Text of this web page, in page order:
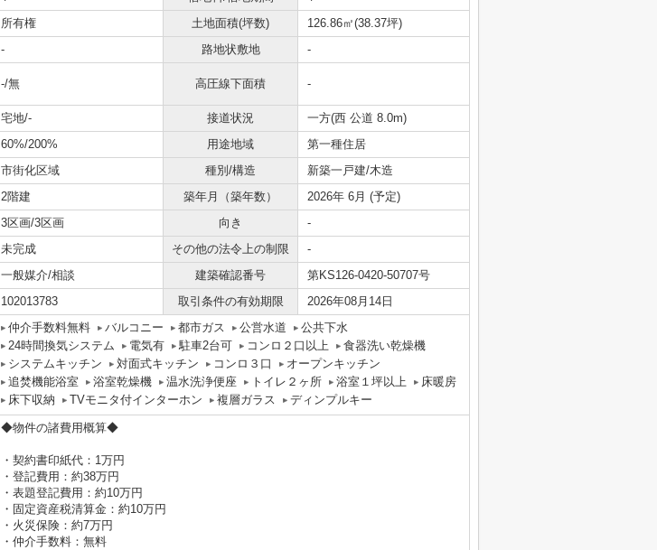
所有権 土地面積(坪数)
126.86㎡(38.37坪)
- 路地状敷地
-
-/無 高圧線下面積 -
宅地/- 接道状況
一方(西 公道 8.0m)
60%/200% 用途地域
第一種住居
市街化区域 種別/構造
新築一戸建/木造
2階建 築年月（築年数）
2026年 6月 (予定)
3区画/3区画 向き
-
未完成 その他の法令上の制限
-
一般媒介/相談 建築確認番号
第KS126-0420-50707号
102013783 取引条件の有効期限 2026年08月14日
仲介手数料無料 バルコニー 都市ガス 公営水道
公共下水
24時間換気システム
電気有 駐車2台可 コンロ２口以上
食器洗い乾燥機
システムキッチン
対面式キッチン コンロ３口
オープンキッチン
追焚機能浴室
浴室乾燥機 温水洗浄便座 トイレ２ヶ所 浴室１坪以上
床暖房
床下収納
TVモニタ付インターホン 複層ガラス ディンプルキー
◆物件の諸費用概算◆
・契約書印紙代：1万円
・登記費用：約38万円
・表題登記費用：約10万円
・固定資産税清算金：約10万円
・火災保険：約7万円
・仲介手数料：無料